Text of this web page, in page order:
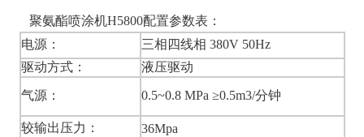
聚氨酯喷涂机H5800配置参数表：
电源：
三相四线相 380V 50Hz
驱动方式：
液压驱动
气源： 0.5~0.8 MPa ≥0.5m3/分钟
较输出压力：
36Mpa